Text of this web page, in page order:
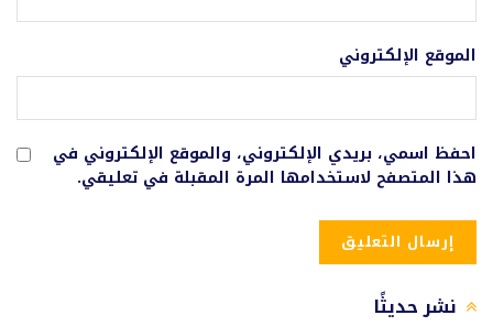
الموقع الإلكتروني
احفظ اسمي، بريدي الإلكتروني، والموقع الإلكتروني في
هذا المتصفح لاستخدامها المرة المقبلة في تعليقي.
نشر حديثًا